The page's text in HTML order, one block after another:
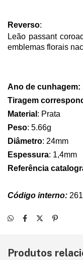
Reverso:
Leão passant
emblemas florais
Ano de cunhagem:
Tiragem
Material : Prata
Peso: 5.66g
Diâmetro: 24mm
Espessura: 1,4mm
Referência
Código interno:
Produtos